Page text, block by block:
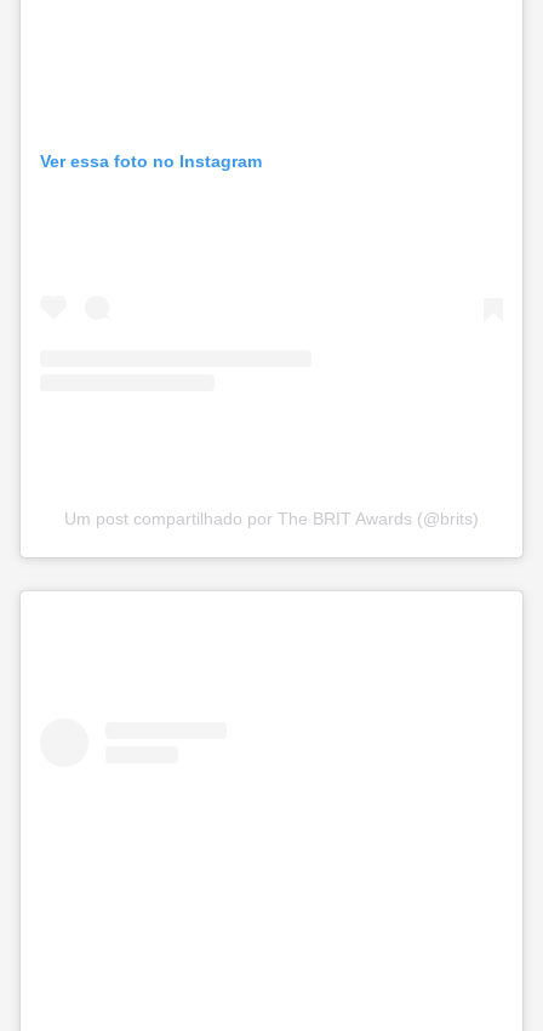
Ver essa foto no Instagram
Um post compartilhado por The BRIT Awards (@brits)